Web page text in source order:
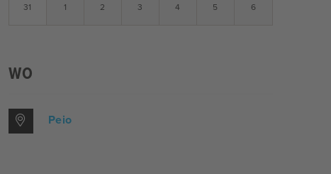
31 1 2 3 4 5 6
WO
Peio